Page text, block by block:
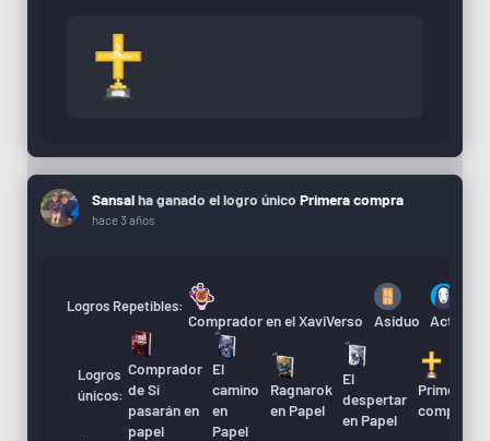
Sansalha ganado el logro únicoPrimera compra
hace 3 años
Logros Repetibles:
Comprador en el XaviVerso Asiduo
Logros
únicos:
Comprador
de Sí
pasarán en
papel
El
camino
en
Papel
Ragnarok
en Papel
El
despertar
en Papel
Primera
compra